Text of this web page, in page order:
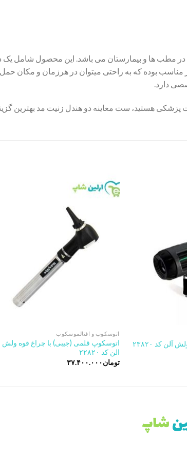
در مطب ها و بیمارستان می باشد. این محصول شامل یک
بوده که به راحتی میتوان در هرزمان و مکان
دارد.
پزشکی هستید، ست معاینه دو هندل زنیت مد بهترین
کد ۲۳۸۲۰
اتوسکوپ و افتالموسکوپ
اتوسکوپ قلمی (جیبی) با چراغ قوه ولش
الن کد ۲۲۸۲۰
تومان۳۷.۴۰۰.۰۰۰